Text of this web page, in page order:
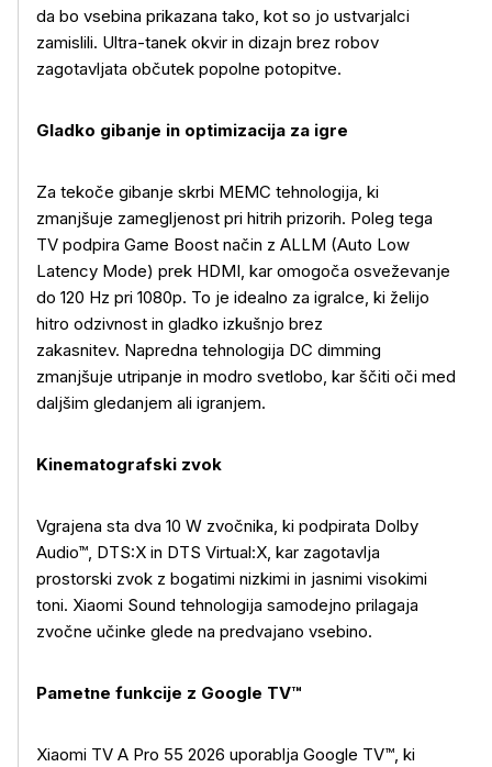
da bo vsebina prikazana tako, kot so jo ustvarjalci
zamislili. Ultra-tanek okvir in dizajn brez robov
zagotavljata občutek popolne potopitve.
Gladko gibanje in optimizacija za igre
Za tekoče gibanje skrbi MEMC tehnologija, ki
zmanjšuje zamegljenost pri hitrih prizorih. Poleg tega
TV podpira Game Boost način z ALLM (Auto Low
Latency Mode) prek HDMI, kar omogoča osveževanje
do 120 Hz pri 1080p. To je idealno za igralce, ki želijo
hitro odzivnost in gladko izkušnjo brez
zakasnitev. Napredna tehnologija DC dimming
zmanjšuje utripanje in modro svetlobo, kar ščiti oči med
daljšim gledanjem ali igranjem.
Kinematografski zvok
Vgrajena sta dva 10 W zvočnika, ki podpirata Dolby
Audio™, DTS:X in DTS Virtual:X, kar zagotavlja
prostorski zvok z bogatimi nizkimi in jasnimi visokimi
toni. Xiaomi Sound tehnologija samodejno prilagaja
zvočne učinke glede na predvajano vsebino.
Pametne funkcije z Google TV™
Xiaomi TV A Pro 55 2026 uporablja Google TV™, ki